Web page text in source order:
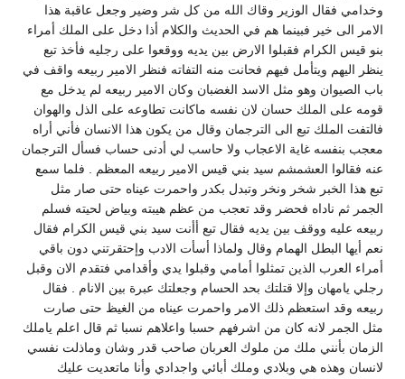
وخدامي فقال الوزير وقاك الله من كل شر وضير وجعل عاقبة هذا
الامر الى خير فبينما هم في الحديث والكلام أذا دخل على الملك أمراء
بنو قيس الكرام فقبلوا الارض بين يديه ووقعوا على رجليه فأخذ تبع
ينظر اليهم ويتأمل فيهم فحانت منه التفاته فنظر الامير ربيعه واقف في
باب الصيوان وهو مثل الاسد الغضبان وكان الامير ربيعه لم يدخل مع
قومه على الملك حسان لان نفسه ماكانت تطاوعه على الذل والهوان
فالتفت الملك تبع الى الترجمان وقال من يكون هذا الانسان فأني أراه
معجب بنفسه غاية الاعجاب ولا حاسب لي أدنى حساب فسأل الترجمان
عنه فقالوا العشمشم سيد بني قيس الامير ربيعه المعظم . فلما سمع
تبع هذا الخبر شخر ونخر وتبدل بكدر واحمرت عيناه حتى صار مثل
الجمر ثم ناداه فحضر وقد تعجب من عظم هيبته وبياض لحيته فسلم
ربيعه عليه ووقف بين يديه فقال تبع أأنت سيد بني قيس الكرام فقال
نعم أيها البطل الهمام وقال ولماذا أسأت الادب وإحتقرتني دون باقي
أمراء العرب الذين تمثلوا أمامي وقبلوا يدي وأقدامي فتقدم الان وقبل
رجلي يامهان وإلا قتلتك بحد الحسام وجعلتك عبرة بين الانام . فقال
ربيعه وقد استعظم ذلك الامر واحمرت عيناه من الغيظ حتى صارت
مثل الجمر لانه كان من اشرفهم حسبا واعلاهم نسبا ثم قال اعلم ياملك
الزمان بأنني ملك من ملوك العربان صاحب قدر وشان وماذلت نفسي
لانسان وهذه هي وبلادي وملك أبائي واجدادي وأنا ماتعديت عليك